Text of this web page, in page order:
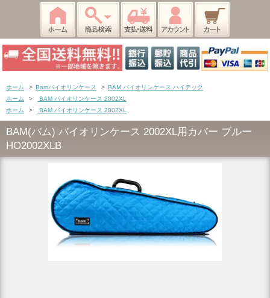
ホーム > Bamバイオリンケース > BAM バイオリンケース ハイテック
ホーム
>
BAM バイオリンケース 2002XL
ホーム
> BAM バイオリンケース 2002XL
BAM(バム) バイオリンケース 2002XL用カバー ブルー
HO2002XLB